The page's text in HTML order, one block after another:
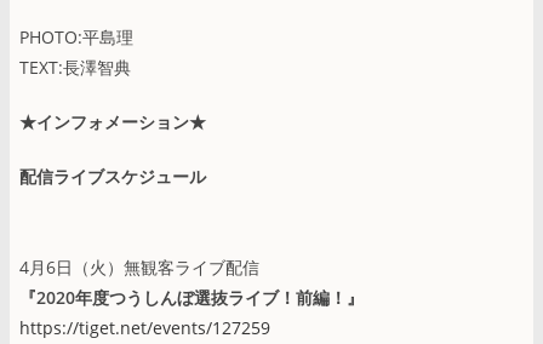
PHOTO:平島理
TEXT:長澤智典
★インフォメーション★
配信ライブスケジュール
4月6日（火）無観客ライブ配信
『2020年度つうしんぼ選抜ライブ！前編！』
https://tiget.net/events/127259